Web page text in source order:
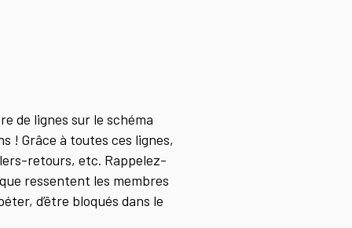
de lignes sur le schéma
! Grâce à toutes ces lignes,
retours, etc. Rappelez-
ressentent les membres
d’être bloqués dans le